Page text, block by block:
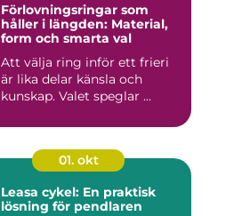
Förlovningsringar som
håller i längden: Material,
form och smarta val
Att välja ring inför ett frieri
är lika delar känsla och
kunskap. Valet speglar ...
01. okt
Leasa cykel: En praktisk
lösning för pendlaren